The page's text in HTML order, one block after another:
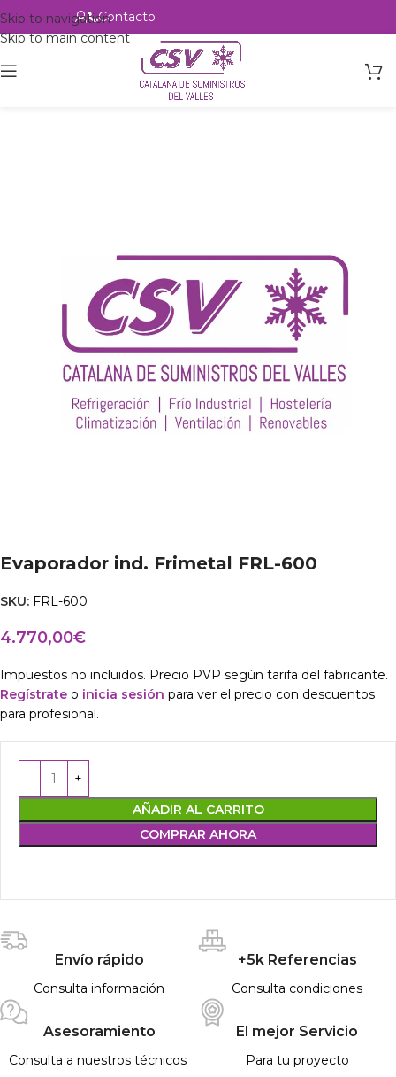
Skip to navigation
Skip to main content
Contacto
Intercambio
Evaporador ind. Frimetal FRL-600
SKU: FRL-600
4.770,00€
Impuestos no incluidos. Precio PVP según tarifa del fabricante.
Regístrate o inicia sesión para ver el precio con descuentos
para profesional.
AÑADIR AL CARRITO
COMPRAR AHORA
Envío rápido
Consulta información
+5k Referencias
Consulta condiciones
Asesoramiento
Consulta a nuestros técnicos
El mejor Servicio
Para tu proyecto